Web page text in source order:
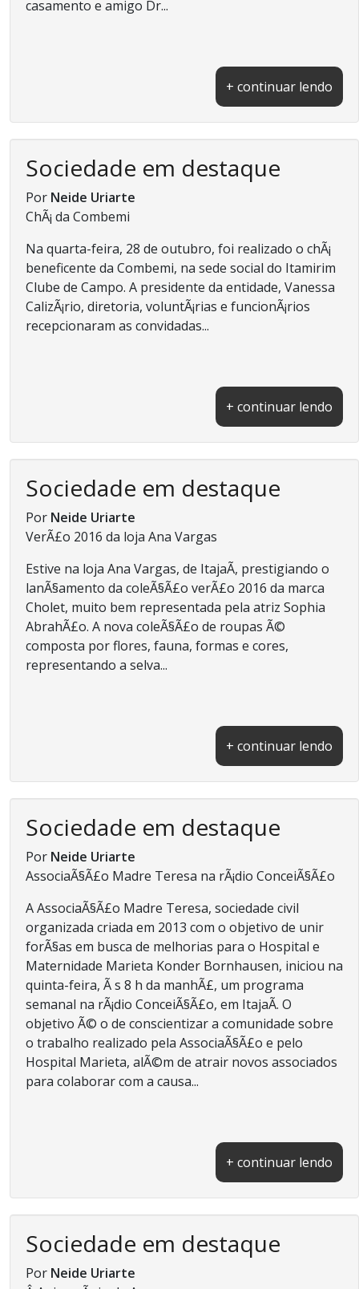
casamento e amigo Dr...
+ continuar lendo
Sociedade em destaque
Por Neide Uriarte
ChÃ¡ da Combemi
Na quarta-feira, 28 de outubro, foi realizado o chÃ¡
beneficente da Combemi, na sede social do Itamirim
Clube de Campo. A presidente da entidade, Vanessa
CalizÃ¡rio, diretoria, voluntÃ¡rias e funcionÃ¡rios
recepcionaram as convidadas...
+ continuar lendo
Sociedade em destaque
Por Neide Uriarte
VerÃ£o 2016 da loja Ana Vargas
Estive na loja Ana Vargas, de ItajaÃ­, prestigiando o
lanÃ§amento da coleÃ§Ã£o verÃ£o 2016 da marca
Cholet, muito bem representada pela atriz Sophia
AbrahÃ£o. A nova coleÃ§Ã£o de roupas Ã©
composta por flores, fauna, formas e cores,
representando a selva...
+ continuar lendo
Sociedade em destaque
Por Neide Uriarte
AssociaÃ§Ã£o Madre Teresa na rÃ¡dio ConceiÃ§Ã£o
A AssociaÃ§Ã£o Madre Teresa, sociedade civil
organizada criada em 2013 com o objetivo de unir
forÃ§as em busca de melhorias para o Hospital e
Maternidade Marieta Konder Bornhausen, iniciou na
quinta-feira, Ã s 8 h da manhÃ£, um programa
semanal na rÃ¡dio ConceiÃ§Ã£o, em ItajaÃ­. O
objetivo Ã© o de conscientizar a comunidade sobre
o trabalho realizado pela AssociaÃ§Ã£o e pelo
Hospital Marieta, alÃ©m de atrair novos associados
para colaborar com a causa...
+ continuar lendo
Sociedade em destaque
Por Neide Uriarte